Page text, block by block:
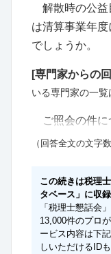
解散時の公益
は清算事業年
でしょうか。
[専門家からの
いる専門家の一覧
ご照会の件
（回答全文の文字
この続きは税理
タベース」に収
「税理士懇話会
13,000件のプロ
ービス内容は下
しいただけるID